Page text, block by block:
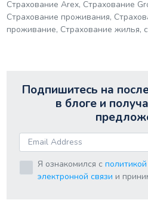
Страхование Arex, Страхование
Страхование проживания,
проживание, Страхование жилья,
Подпишитесь на
в блоге и
Я ознакомился с
электронной связи и